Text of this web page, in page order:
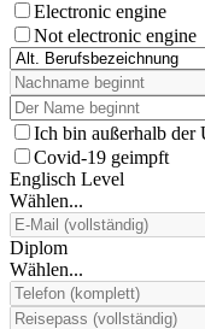
Electronic engine
Not electronic engine
Ich bin außerhalb der
Covid-19 geimpft
Englisch Level
Wählen...
Diplom
Wählen...